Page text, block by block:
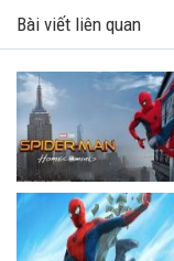
Bài viết liên quan